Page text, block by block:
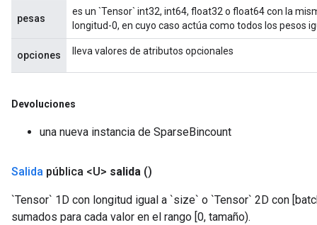
pesas
es un `Tensor` int32, int64, float32 o float64 con la
longitud-0, en cuyo caso actúa como todos los pesos
opciones lleva valores de atributos opcionales
Devoluciones
una nueva instancia de SparseBincount
Salida pública <U> salida ()
`Tensor` 1D con longitud igual a `size` o `Tensor` 2D con
sumados para cada valor en el rango [0, tamaño).